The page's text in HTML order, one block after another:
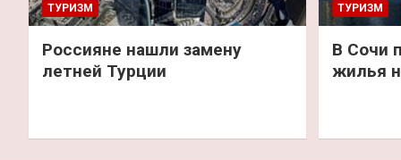
ТУРИЗМ
Россияне нашли замену
летней Турции
ТУРИЗМ
В Сочи
жилья